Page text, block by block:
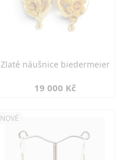
Zlaté náušnice biedermeier
19 000 Kč
NOVÉ